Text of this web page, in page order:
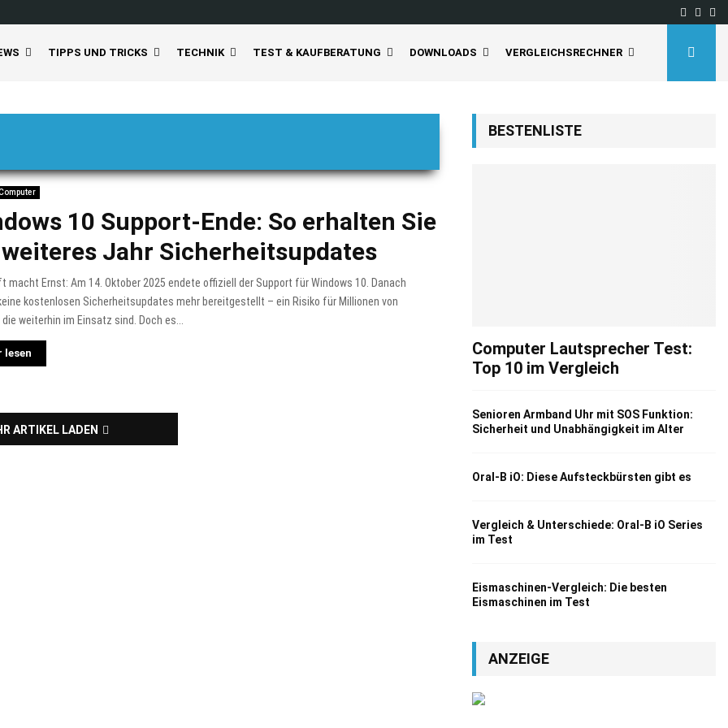
TIPPS UND TRICKS TECHNIK TEST & KAUFBERATUNG DOWNLOADS VERGLEICHSRECHNER
10 Support-Ende: So erhalten Sie
Jahr Sicherheitsupdates
macht Ernst: Am 14. Oktober 2025 endete offiziell der Support für Windows 10. Danach
kostenlosen Sicherheitsupdates mehr bereitgestellt – ein Risiko für Millionen von
weiterhin im Einsatz sind. Doch es...
lesen
ARTIKEL LADEN
BESTENLISTE
Computer Lautsprecher Test:
Top 10 im Vergleich
Senioren Armband Uhr mit SOS Funktion:
Sicherheit und Unabhängigkeit im Alter
Oral-B iO: Diese Aufsteckbürsten gibt es
Vergleich & Unterschiede: Oral-B iO Series
im Test
Eismaschinen-Vergleich: Die besten
Eismaschinen im Test
ANZEIGE